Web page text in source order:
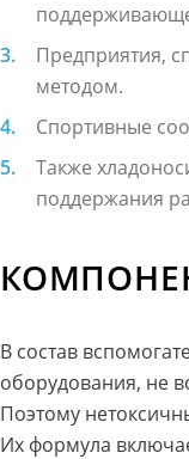
Предприятия,
методом.
Спортивные
Также
поддержания
В состав
оборудования, не
Поэтому
Их формула